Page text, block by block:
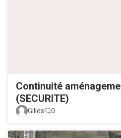
Continuité
(SECURITE)
Gilles 0